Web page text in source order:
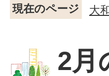
現在のページ 大
2月